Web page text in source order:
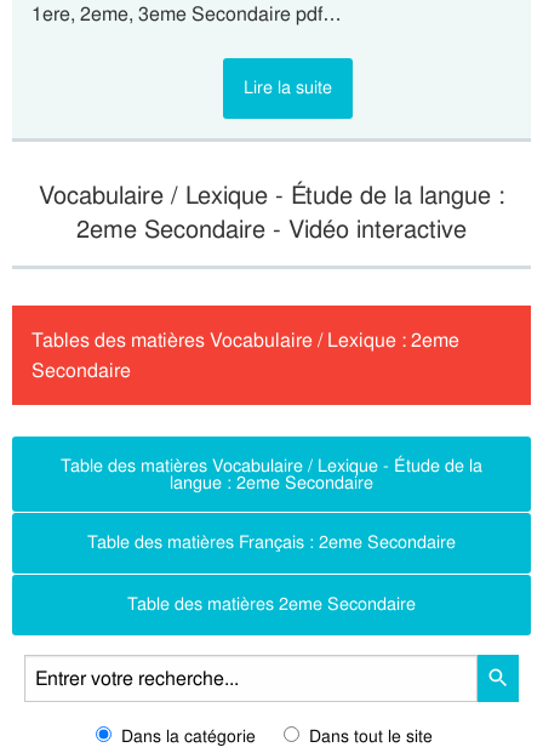
1ere, 2eme, 3eme Secondaire pdf…
Lire la suite
Vocabulaire / Lexique - Étude de la langue :
2eme Secondaire - Vidéo interactive
Tables des matières Vocabulaire / Lexique : 2eme
Secondaire
Table des matières Vocabulaire / Lexique - Étude de la
langue : 2eme Secondaire
Table des matières Français : 2eme Secondaire
Table des matières 2eme Secondaire
Dans la catégorie Dans tout le site